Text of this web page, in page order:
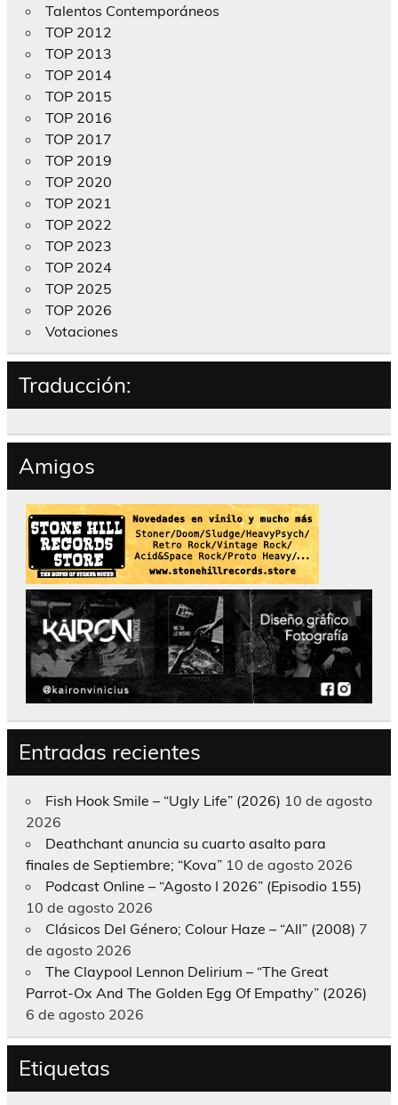
Talentos Contemporáneos
TOP 2012
TOP 2013
TOP 2014
TOP 2015
TOP 2016
TOP 2017
TOP 2019
TOP 2020
TOP 2021
TOP 2022
TOP 2023
TOP 2024
TOP 2025
TOP 2026
Votaciones
Traducción:
Amigos
Entradas recientes
Fish Hook Smile – “Ugly Life” (2026) 10 de agosto
2026
Deathchant anuncia su cuarto asalto para
finales de Septiembre; “Kova” 10 de agosto 2026
Podcast Online – “Agosto I 2026” (Episodio 155)
10 de agosto 2026
Clásicos Del Género; Colour Haze – “All” (2008) 7
de agosto 2026
The Claypool Lennon Delirium – “The Great
Parrot-Ox And The Golden Egg Of Empathy” (2026)
6 de agosto 2026
Etiquetas